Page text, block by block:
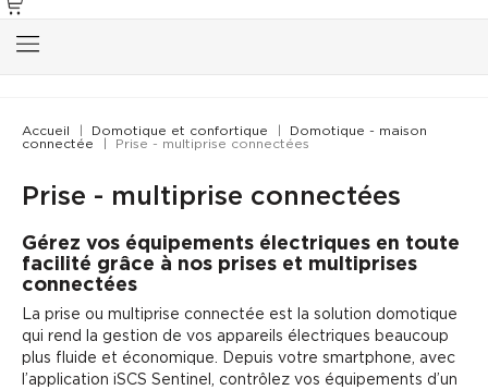
Accueil Domotique et confortique
Domotique - maison
connectée
Prise - multiprise connectées
Prise - multiprise connectées
Gérez vos équipements électriques en toute
facilité grâce à nos prises et multiprises
connectées
La prise ou multiprise connectée est la solution domotique
qui rend la gestion de vos appareils électriques beaucoup
plus fluide et économique. Depuis votre smartphone, avec
l’application iSCS Sentinel, contrôlez vos équipements d’un